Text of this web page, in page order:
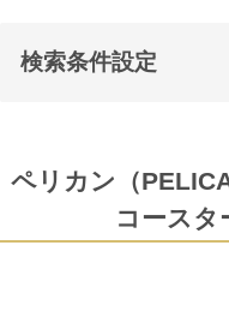
検索条件設定
ペリカン（
コースタ